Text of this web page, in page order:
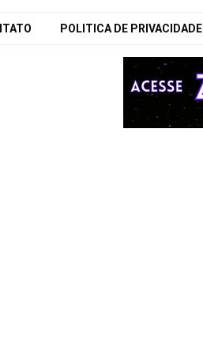
POLITICA DE PRIVACIDADE